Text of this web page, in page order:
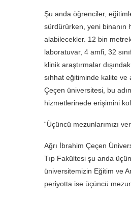
Şu anda öğrenciler,
sürdürürken, yeni binanın
alabilecekler. 12 bin
laboratuvar, 4 amfi, 32
klinik araştırmalar
sıhhat eğitiminde kalite ve
Çeçen üniversitesi, bu
hizmetlerinede erişimini
“Üçüncü mezunlarımızı
Ağrı İbrahim Çeçen
Tıp Fakültesi şu anda
üniversitemizin Eğitim ve
periyotta ise üçüncü